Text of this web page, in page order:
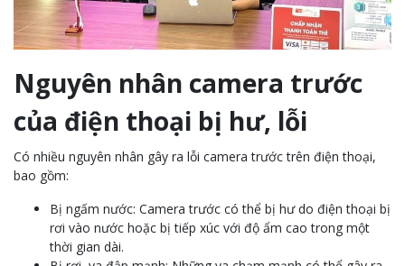
Nguyên nhân camera trước
của điện thoại bị hư, lỗi
Có nhiều nguyên nhân gây ra lỗi camera trước trên điện thoại,
bao gồm:
Bị ngấm nước: Camera trước có thể bị hư do điện thoại bị
rơi vào nước hoặc bị tiếp xúc với độ ẩm cao trong một
thời gian dài.